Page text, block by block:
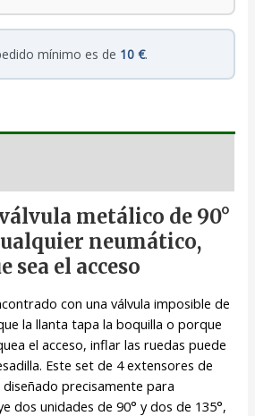
mínimo es de 10 €.
metálico de 90°
neumático,
sea el acceso
con una válvula imposible de
la llanta tapa la boquilla o porque
el acceso, inflar las ruedas puede
Este set de 4 extensores de
precisamente para
dos unidades de 90° y dos de 135°,